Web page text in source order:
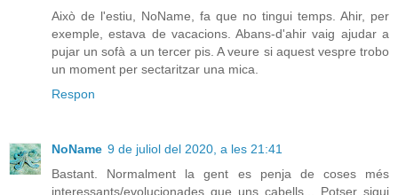
Això de l'estiu, NoName, fa que no tingui temps. Ahir, per
exemple, estava de vacacions. Abans-d'ahir vaig ajudar a
pujar un sofà a un tercer pis. A veure si aquest vespre trobo
un moment per sectaritzar una mica.
Respon
NoName 9 de juliol del 2020, a les 21:41
Bastant. Normalment la gent es penja de coses més
interessants/evolucionades que uns cabells... Potser sigui